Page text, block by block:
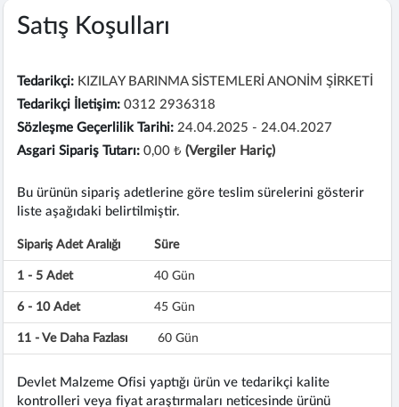
Satış Koşulları
Tedarikçi: KIZILAY BARINMA SİSTEMLERİ ANONİM ŞİRKETİ
Tedarikçi İletişim: 0312 2936318
Sözleşme Geçerlilik Tarihi: 24.04.2025 - 24.04.2027
Asgari Sipariş Tutarı: 0,00 ₺(Vergiler Hariç)
Bu ürünün sipariş adetlerine göre teslim sürelerini gösterir
liste aşağıdaki belirtilmiştir.
Sipariş Adet Aralığı Süre
1 - 5 Adet 40 Gün
6 - 10 Adet 45 Gün
11 - Ve Daha Fazlası 60 Gün
Devlet Malzeme Ofisi yaptığı ürün ve tedarikçi kalite
kontrolleri veya fiyat araştırmaları neticesinde ürünü